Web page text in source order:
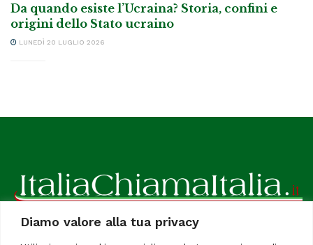
Diamo valore alla tua privacy
Da quando esiste l’Ucraina? Storia, confini e
origini dello Stato ucraino
LUNEDÌ 20 LUGLIO 2026